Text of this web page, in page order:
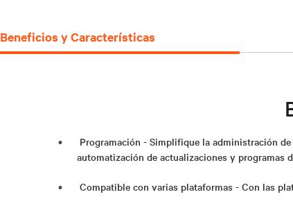
Beneficios y Características
Programación - Simplifique la administración
automatización de actualizaciones y programas
Compatible con varias plataformas - Con las